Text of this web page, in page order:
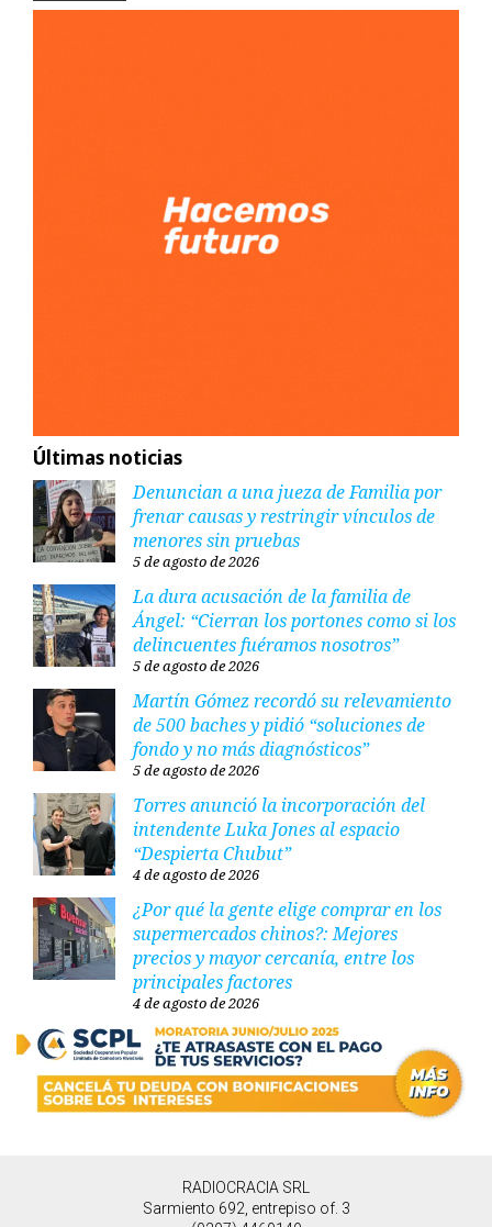
Últimas noticias
Denuncian a una jueza de Familia por
frenar causas y restringir vínculos de
menores sin pruebas
5 de agosto de 2026
La dura acusación de la familia de
Ángel: “Cierran los portones como si los
delincuentes fuéramos nosotros”
5 de agosto de 2026
Martín Gómez recordó su relevamiento
de 500 baches y pidió “soluciones de
fondo y no más diagnósticos”
5 de agosto de 2026
Torres anunció la incorporación del
intendente Luka Jones al espacio
“Despierta Chubut”
4 de agosto de 2026
¿Por qué la gente elige comprar en los
supermercados chinos?: Mejores
precios y mayor cercanía, entre los
principales factores
4 de agosto de 2026
RADIOCRACIA SRL
Sarmiento 692, entrepiso of. 3